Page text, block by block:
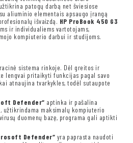
patogų darbą net šviesiose
aliuminio elementais apsaugo įrangą
išvaizdą. HP ProBook 450 G3
ir individualiems vartotojams,
kompiuterio darbui ir studijoms.
sistema rinkoje. Dėl greitos ir
lengvai pritaikyti funkcijas pagal savo
atnaujina tvarkykles, todėl sutaupote
Defender“ aptinka ir pašalina
užtikrindama maksimalų kompiuterio
duomenų bazę, programa gali aptikti
Defender“ yra paprasta naudoti